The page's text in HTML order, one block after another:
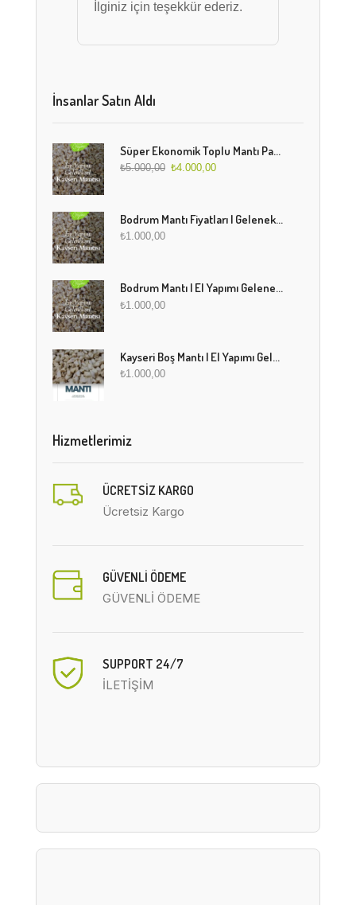
İlginiz için teşekkür ederiz.
İnsanlar Satın Aldı
Süper Ekonomik Toplu Mantı Paketi (5 Kg)
₺5.000,00 ₺4.000,00
Bodrum Mantı Fiyatları | Geleneksel Türk Mantısı Online Sipariş
₺1.000,00
Bodrum Mantı | El Yapımı Geleneksel Mantı Lezzeti
₺1.000,00
Kayseri Boş Mantı | El Yapımı Geleneksel Fırınlanmış Mantı
₺1.000,00
Hizmetlerimiz
ÜCRETSIZ KARGO
Ücretsiz Kargo
GÜVENLİ ÖDEME
GÜVENLİ ÖDEME
SUPPORT 24/7
İLETİŞİM